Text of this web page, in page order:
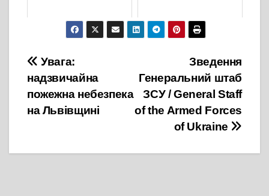
20 Березня, 2025 27 Червня, 2024
Навігація
записів
Зведення
Генеральний штаб
ЗСУ / General Staff
of the Armed Forces
of Ukraine
Увага:
надзвичайна
пожежна небезпека
на Львівщині